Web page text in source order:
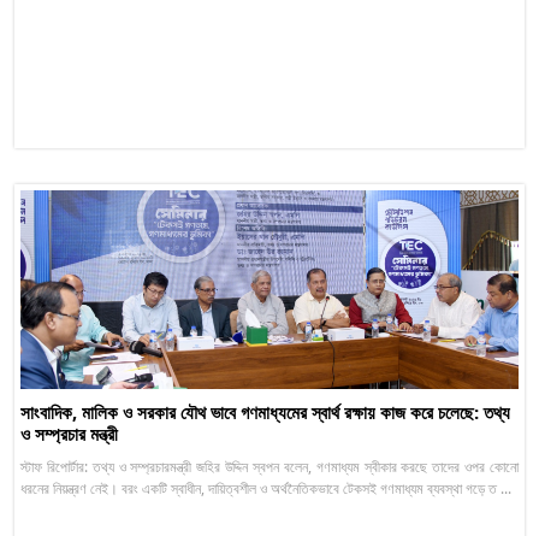
সাংবাদিক, মালিক ও সরকার যৌথ ভাবে গণমাধ্যমের স্বার্থ রক্ষায় কাজ করে চলেছে: তথ্য
ও সম্প্রচার মন্ত্রী
স্টাফ রিপোর্টার: তথ্য ও সম্প্রচারমন্ত্রী জহির উদ্দিন স্বপন বলেন, গণমাধ্যম স্বীকার করছে তাদের ওপর কোনো
ধরনের নিয়ন্ত্রণ নেই। বরং একটি স্বাধীন, দায়িত্বশীল ও অর্থনৈতিকভাবে টেকসই গণমাধ্যম ব্যবস্থা গড়ে ত ...